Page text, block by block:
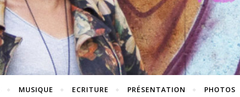
MUSIQUE ECRITURE PRÉSENTATION PHOTOS